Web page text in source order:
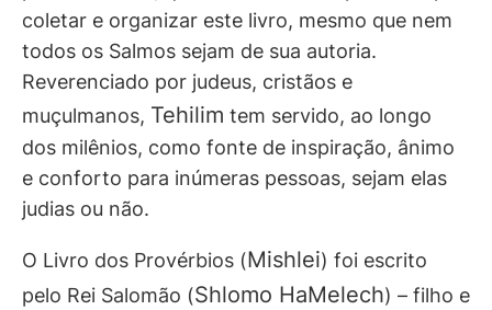
coletar e organizar este livro, mesmo que nem
todos os Salmos sejam de sua autoria.
Reverenciado por judeus, cristãos e
muçulmanos, Tehilim tem servido, ao longo
dos milênios, como fonte de inspiração, ânimo
e conforto para inúmeras pessoas, sejam elas
judias ou não.
O Livro dos Provérbios (Mishlei) foi escrito
pelo Rei Salomão (Shlomo HaMelech) – filho e